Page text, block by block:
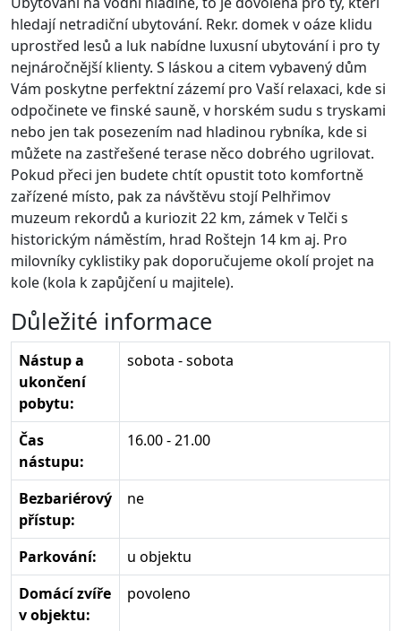
hledají netradiční ubytování. Rekr. domek v oáze klidu
uprostřed lesů a luk nabídne luxusní ubytování i pro ty
nejnáročnější klienty. S láskou a citem vybavený dům
Vám poskytne perfektní zázemí pro Vaší relaxaci, kde si
odpočinete ve finské sauně, v horském sudu s tryskami
nebo jen tak posezením nad hladinou rybníka, kde si
můžete na zastřešené terase něco dobrého ugrilovat.
Pokud přeci jen budete chtít opustit toto komfortně
zařízené místo, pak za návštěvu stojí Pelhřimov
muzeum rekordů a kuriozit 22 km, zámek v Telči s
historickým náměstím, hrad Roštejn 14 km aj. Pro
milovníky cyklistiky pak doporučujeme okolí projet na
kole (kola k zapůjčení u majitele).
Důležité informace
Nástup a
ukončení
pobytu:
sobota - sobota
Čas
nástupu:
16.00 - 21.00
Bezbariérový
přístup:
ne
Parkování:
u objektu
Domácí zvíře
v objektu:
povoleno